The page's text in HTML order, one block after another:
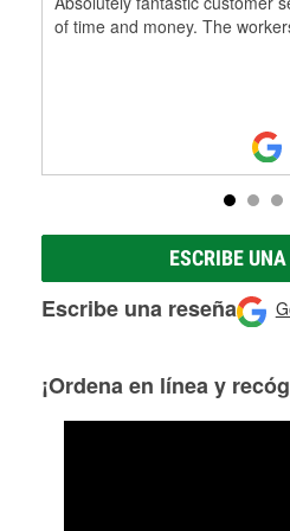
of time and money. The
ESCRIBE
Escribe una reseña
¡Ordena en línea y